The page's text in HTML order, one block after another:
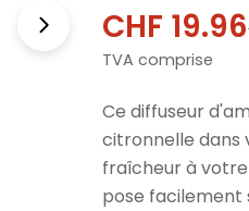
Prix
de
vente
CHF 19.96
Prix
normal
TVA comprise
Ce diffuseur
citronnelle dans
fraîcheur à
pose facilement